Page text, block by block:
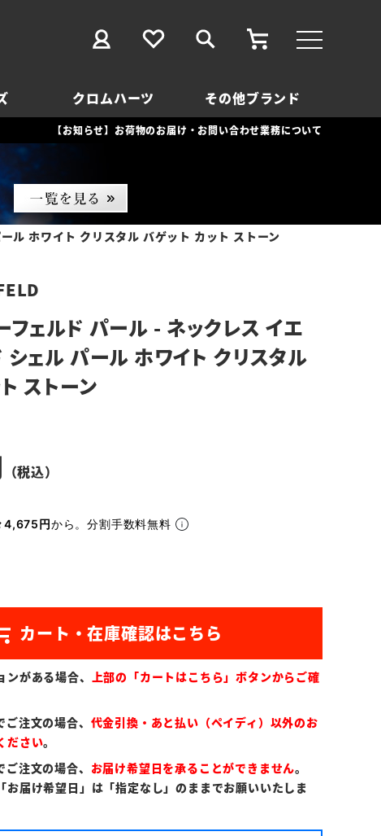
クロムハーツ その他ブランド
【お知らせ】お荷物のお届け・お問い合わせ業務について
ル ホワイト クリスタル バゲット カット ストーン
フェルド パール - ネックレス イエ
ェル パール ホワイト クリスタル
ストーン
4,675円から。分割手数料無料
がある場合、
上部の「カートはこちら」ボタンからご確
注文の場合、 代金引換・あと払い（ペイディ）以外のお
ださい。
注文の場合、 お届け希望日を承ることができません。
お届け希望日」は「指定なし」のままでお願いいたしま